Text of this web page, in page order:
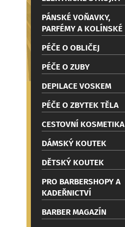
PÁNSKÉ VOŇAVKY,
PARFÉMY A KOLÍNSKÉ
PÉČE O OBLIČEJ
PÉČE O ZUBY
DEPILACE VOSKEM
PÉČE O ZBYTEK TĚLA
CESTOVNÍ KOSMETIKA
DÁMSKÝ KOUTEK
DĚTSKÝ KOUTEK
PRO BARBERSHOPY A
KADEŘNICTVÍ
BARBER MAGAZÍN
Načítám